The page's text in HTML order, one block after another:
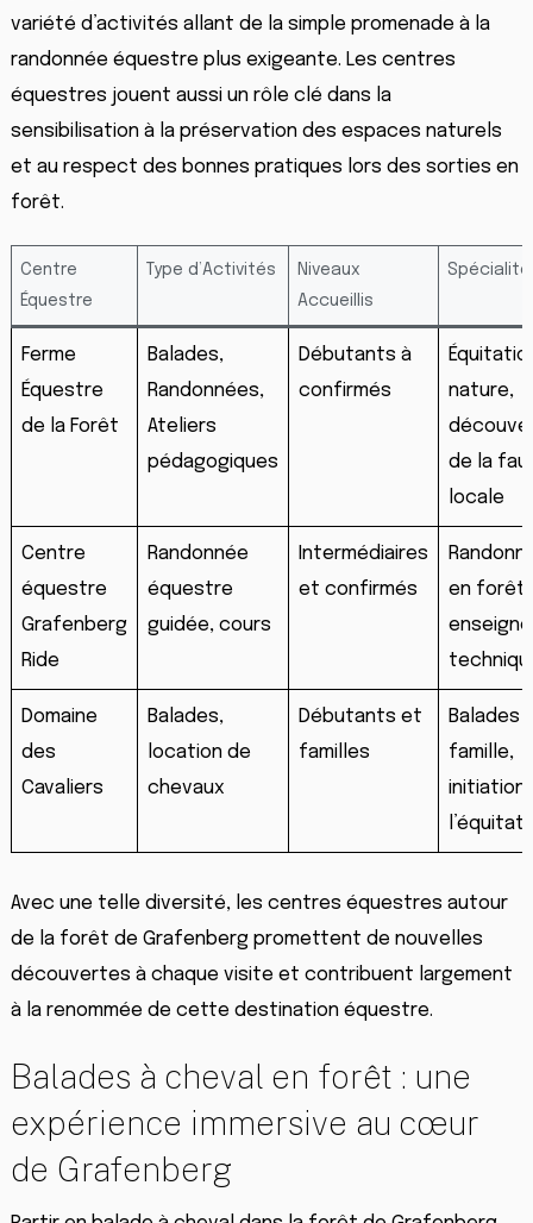
variété d’activités allant de la simple promenade à la
randonnée équestre plus exigeante. Les centres
équestres jouent aussi un rôle clé dans la
sensibilisation à la préservation des espaces naturels
et au respect des bonnes pratiques lors des sorties en
forêt.
Centre
Équestre
Type d’Activités
Niveaux
Accueillis
Ferme
Équestre
de la Forêt
Balades,
Randonnées,
Ateliers
pédagogiques
Débutants à
confirmés
nature,
de la
locale
Centre
équestre
Grafenberg
Ride
Randonnée
équestre
guidée, cours
Intermédiaires
et confirmés
en forêt,
Domaine
des
Cavaliers
Balades,
location de
chevaux
Débutants et
familles
Balades
famille,
initiation
Avec une telle diversité, les centres équestres autour
de la forêt de Grafenberg promettent de nouvelles
découvertes à chaque visite et contribuent largement
à la renommée de cette destination équestre.
Balades à cheval en forêt : une
expérience immersive au cœur
de Grafenberg